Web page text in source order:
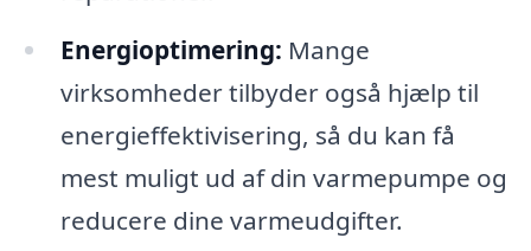
Energioptimering: Mange
virksomheder tilbyder også hjælp til
energieffektivisering, så du kan få
mest muligt ud af din varmepumpe og
reducere dine varmeudgifter.